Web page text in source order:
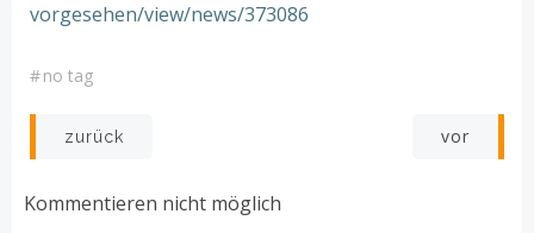
vorgesehen/view/news/373086
#no tag
Post
navigation
zurück
navigation
vor
Kommentieren nicht möglich